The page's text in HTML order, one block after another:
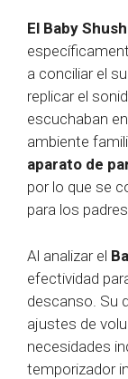
El Baby
a conciliar el
replicar el
escuchaban
ambiente
aparato de
por lo que se
para los
Al analizar el
efectividad
descanso. Su
ajustes de
necesidades
temporizador